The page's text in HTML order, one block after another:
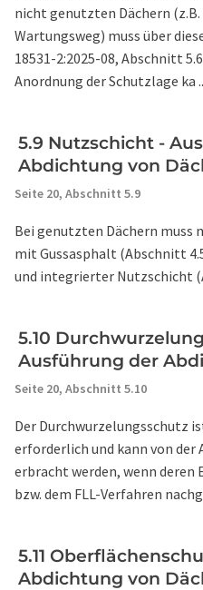
nicht genutzten Dächern
Wartungsweg) muss über
18531-2:2025-08, Abschnitt
Anordnung der Schutzlage ka
5.9 Nutzschicht -
Abdichtung von
Seite 20, Abschnitt 5.9
Bei genutzten Dächern muss
mit Gussasphalt (Abschnitt
und integrierter Nutzschicht
5.10
Ausführung der
Seite 20, Abschnitt 5.10
Der Durchwurzelungsschutz
erforderlich und kann von
erbracht werden, wenn deren
bzw. dem FLL-Verfahren
5.11
Abdichtung von